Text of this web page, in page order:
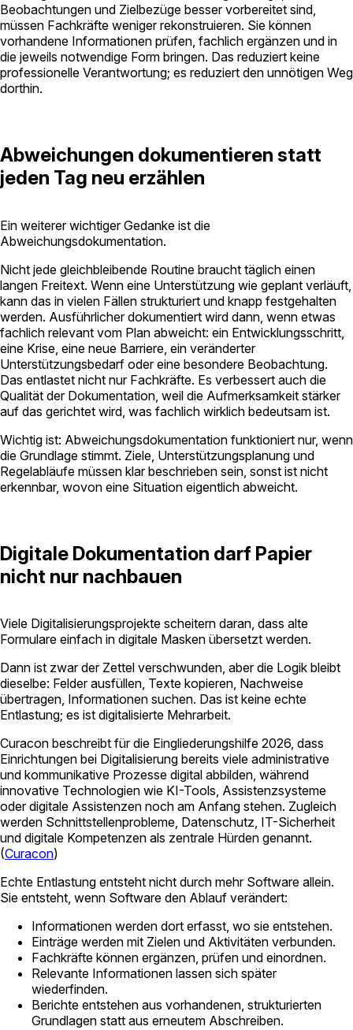
Beobachtungen und Zielbezüge besser vorbereitet sind,
müssen Fachkräfte weniger rekonstruieren. Sie können
vorhandene Informationen prüfen, fachlich ergänzen und in
die jeweils notwendige Form bringen. Das reduziert keine
professionelle Verantwortung; es reduziert den unnötigen Weg
dorthin.
Abweichungen dokumentieren statt
jeden Tag neu erzählen
Ein weiterer wichtiger Gedanke ist die
Abweichungsdokumentation.
Nicht jede gleichbleibende Routine braucht täglich einen
langen Freitext. Wenn eine Unterstützung wie geplant verläuft,
kann das in vielen Fällen strukturiert und knapp festgehalten
werden. Ausführlicher dokumentiert wird dann, wenn etwas
fachlich relevant vom Plan abweicht: ein Entwicklungsschritt,
eine Krise, eine neue Barriere, ein veränderter
Unterstützungsbedarf oder eine besondere Beobachtung.
Das entlastet nicht nur Fachkräfte. Es verbessert auch die
Qualität der Dokumentation, weil die Aufmerksamkeit stärker
auf das gerichtet wird, was fachlich wirklich bedeutsam ist.
Wichtig ist: Abweichungsdokumentation funktioniert nur, wenn
die Grundlage stimmt. Ziele, Unterstützungsplanung und
Regelabläufe müssen klar beschrieben sein, sonst ist nicht
erkennbar, wovon eine Situation eigentlich abweicht.
Digitale Dokumentation darf Papier
nicht nur nachbauen
Viele Digitalisierungsprojekte scheitern daran, dass alte
Formulare einfach in digitale Masken übersetzt werden.
Dann ist zwar der Zettel verschwunden, aber die Logik bleibt
dieselbe: Felder ausfüllen, Texte kopieren, Nachweise
übertragen, Informationen suchen. Das ist keine echte
Entlastung; es ist digitalisierte Mehrarbeit.
Curacon beschreibt für die Eingliederungshilfe 2026, dass
Einrichtungen bei Digitalisierung bereits viele administrative
und kommunikative Prozesse digital abbilden, während
innovative Technologien wie KI-Tools, Assistenzsysteme
oder digitale Assistenzen noch am Anfang stehen. Zugleich
werden Schnittstellenprobleme, Datenschutz, IT-Sicherheit
und digitale Kompetenzen als zentrale Hürden genannt.
(Curacon)
Echte Entlastung entsteht nicht durch mehr Software allein.
Sie entsteht, wenn Software den Ablauf verändert:
Informationen werden dort erfasst, wo sie entstehen.
Einträge werden mit Zielen und Aktivitäten verbunden.
Fachkräfte können ergänzen, prüfen und einordnen.
Relevante Informationen lassen sich später
wiederfinden.
Berichte entstehen aus vorhandenen, strukturierten
Grundlagen statt aus erneutem Abschreiben.